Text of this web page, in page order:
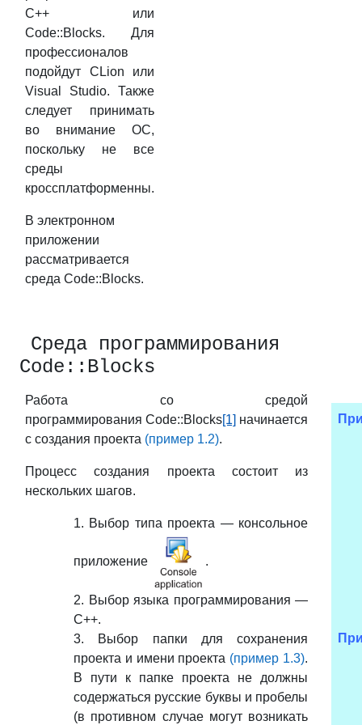
C++ или
Code::Blocks. Для
профессионалов
подойдут CLion или
Visual Studio. Также
следует принимать
во внимание ОС,
поскольку не все
среды
кроссплатформенны.
В электронном
приложении
рассматривается
среда Code::Blocks.
Среда программирования
Code::Blocks
Работа со средой
программирования Code::Blocks[1] начинается
с создания проекта (пример 1.2).
Процесс создания проекта состоит из
нескольких шагов.
1. Выбор типа проекта — консольное
приложение .
2. Выбор языка программирования —
С++.
3.
Выбор папки для сохранения
проекта и имени проекта (пример 1.3).
В пути к папке проекта не должны
содержаться русские буквы и пробелы
(в противном случае могут возникать